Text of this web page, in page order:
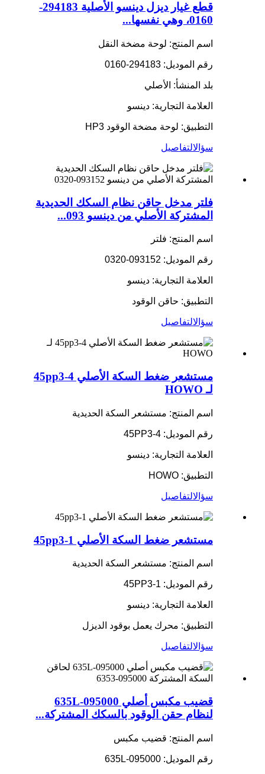
قطع غيار ديزل دينسو الأصلية 294183-
0160، وهي نفسها...
اسم المنتج: لوحة مضخة النقل
رقم الموديل: 294183-0160
بلد المنشأ: الأصلي
العلامة التجارية: دينسو
التطبيق: لوحة مضخة الوقود HP3
سؤالالتفاصيل
فلتر مدخل حاقن نظام السكك الحديدية
المشتركة الأصلي من دينسو 093...
اسم المنتج: فلتر
رقم الموديل: 093152-0320
العلامة التجارية: دينسو
التطبيق: حاقن الوقود
سؤالالتفاصيل
مستشعر ضغط السكة الأصلي 45pp3-4
لـ HOWO
اسم المنتج: مستشعر السكة الحديدية
رقم الموديل: 45PP3-4
العلامة التجارية: دينسو
التطبيق: HOWO
سؤالالتفاصيل
مستشعر ضغط السكة الأصلي 45pp3-1
اسم المنتج: مستشعر السكة الحديدية
رقم الموديل: 45PP3-1
العلامة التجارية: دينسو
التطبيق: محرك يعمل بوقود الديزل
سؤالالتفاصيل
قضيب مكبس أصلي 095000-635L
لنظام حقن الوقود بالسكك المشتركة...
اسم المنتج: قضيب مكبس
رقم الموديل: 095000-635L